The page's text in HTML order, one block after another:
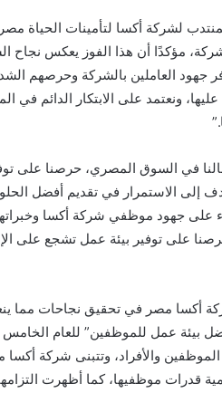
لشركة أكسا لتأمينات الحياة
مؤكدًا أن هذا الفوز يعكس نجاح
جهود العاملين بالشركة وحرصهم
ونعتمد على الابتكار الدائم في
في السوق المصري، حرصنا على
إلى الاستمرار في تقديم أفضل
على جهود موظفي شركة أكسا وخبراتهم
على توفير بيئة عمل تشجع على
أكسا مصر في تحقيق نجاحات مما
الموظفين والأفراد، وتتبنى شركة
قدرات موظفيها، كما أظهرت